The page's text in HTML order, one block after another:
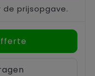
prijsopgave.